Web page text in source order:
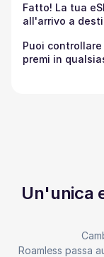
Fatto! La tua
all'arrivo a
Puoi
premi in
Un'unica
Roamless passa